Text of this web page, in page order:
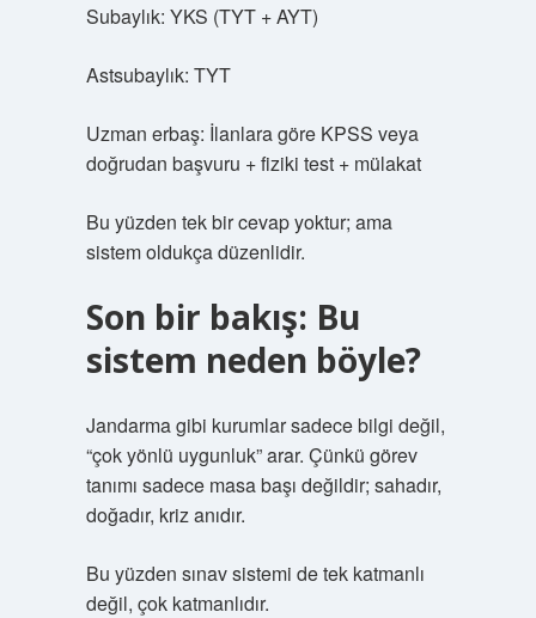
Subaylık: YKS (TYT + AYT)
Astsubaylık: TYT
Uzman erbaş: İlanlara göre KPSS veya
doğrudan başvuru + fiziki test + mülakat
Bu yüzden tek bir cevap yoktur; ama
sistem oldukça düzenlidir.
Son bir bakış: Bu
sistem neden böyle?
Jandarma gibi kurumlar sadece bilgi değil,
“çok yönlü uygunluk” arar. Çünkü görev
tanımı sadece masa başı değildir; sahadır,
doğadır, kriz anıdır.
Bu yüzden sınav sistemi de tek katmanlı
değil, çok katmanlıdır.